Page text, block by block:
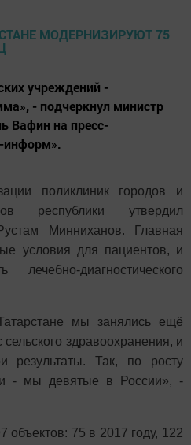
учреждений -
- подчеркнул министр
Вафин на пресс-
информ».
поликлиник городов и
республики утвердил
Минниханов. Главная
условия для пациентов, и
диагностического
мы занялись ещё
здравоохранения, и
результаты. Так, по росту
- мы девятые в России», -
объектов: 75 в 2017 году, 122